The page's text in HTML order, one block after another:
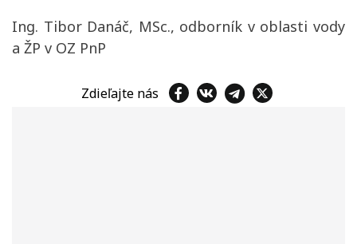
Ing. Tibor Danáč, MSc., odborník v oblasti vody
a ŽP v OZ PnP
Zdieľajte nás